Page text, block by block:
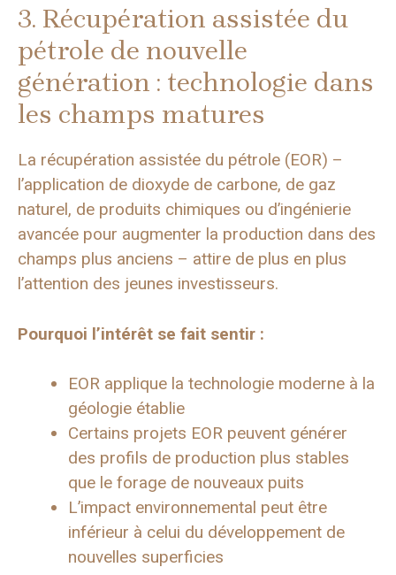
3. Récupération assistée du
pétrole de nouvelle
génération : technologie dans
les champs matures
La récupération assistée du pétrole (EOR) –
l’application de dioxyde de carbone, de gaz
naturel, de produits chimiques ou d’ingénierie
avancée pour augmenter la production dans des
champs plus anciens – attire de plus en plus
l’attention des jeunes investisseurs.
Pourquoi l’intérêt se fait sentir :
EOR applique la technologie moderne à la
géologie établie
Certains projets EOR peuvent générer
des profils de production plus stables
que le forage de nouveaux puits
L’impact environnemental peut être
inférieur à celui du développement de
nouvelles superficies